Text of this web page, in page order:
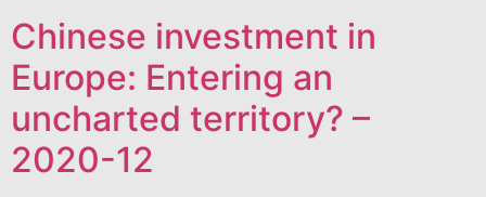
Chinese investment in
Europe: Entering an
uncharted territory? –
2020-12